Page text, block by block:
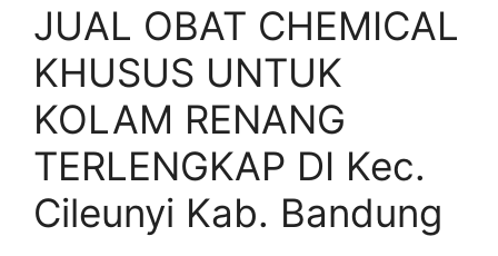
JUAL OBAT CHEMICAL
KHUSUS UNTUK
KOLAM RENANG
TERLENGKAP DI Kec.
Cileunyi Kab. Bandung